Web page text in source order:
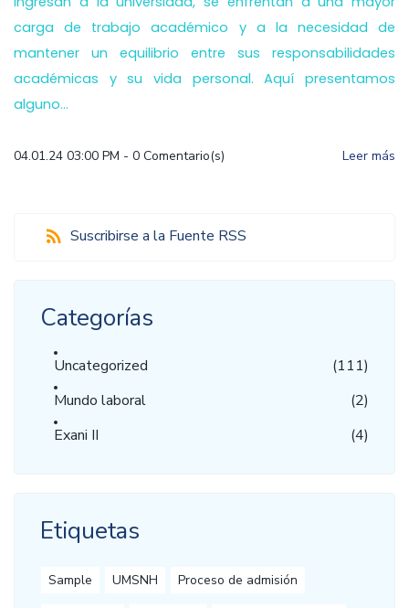
carga de trabajo académico y a la necesidad de
mantener un equilibrio entre sus responsabilidades
académicas y su vida personal. Aquí presentamos
alguno...
04.01.24 03:00 PM - 0 Comentario(s) Leer más
Suscribirse a la Fuente RSS
Categorías
Uncategorized
(111)
Mundo laboral
(2)
Exani II
(4)
Etiquetas
Sample UMSNH Proceso de admisión